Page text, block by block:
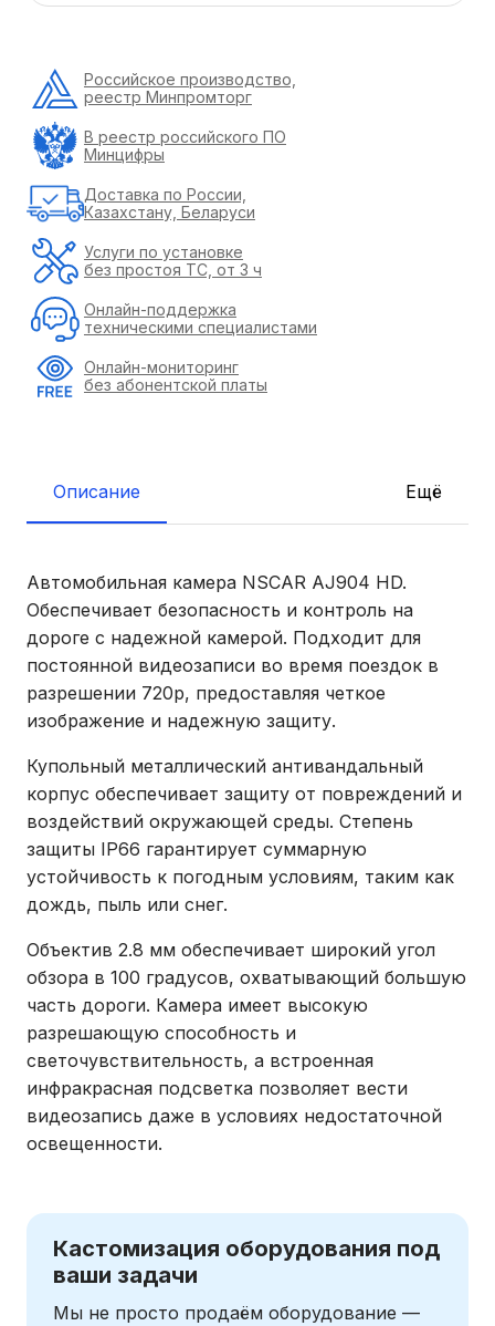
Описание Ещё
Автомобильная камера NSCAR AJ904 HD.
Обеспечивает безопасность и контроль на
дороге с надежной камерой. Подходит для
постоянной видеозаписи во время поездок в
разрешении 720p, предоставляя четкое
изображение и надежную защиту.
Купольный металлический антивандальный
корпус обеспечивает защиту от повреждений и
воздействий окружающей среды. Степень
защиты IP66 гарантирует суммарную
устойчивость к погодным условиям, таким как
дождь, пыль или снег.
Объектив 2.8 мм обеспечивает широкий угол
обзора в 100 градусов, охватывающий большую
часть дороги. Камера имеет высокую
разрешающую способность и
светочувствительность, а встроенная
инфракрасная подсветка позволяет вести
видеозапись даже в условиях недостаточной
освещенности.
Кастомизация оборудования под
ваши задачи
Мы не просто продаём оборудование —
Российское производство,
реестр Минпромторг
В реестр российского ПО
Минцифры
Доставка по России,
Казахстану, Беларуси
Услуги по установке
без простоя ТС, от 3 ч
Онлайн-поддержка
техническими специалистами
Онлайн-мониторинг
без абонентской платы